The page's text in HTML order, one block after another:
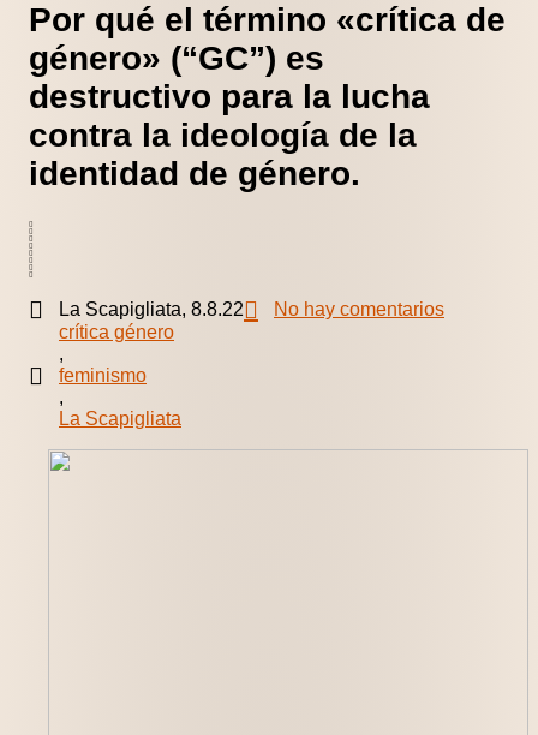
Por qué el término «crítica de
género» (“GC”) es
destructivo para la lucha
contra la ideología de la
identidad de género.
La Scapigliata, 8.8.22
No hay comentarios
crítica género
,
feminismo
,
La Scapigliata